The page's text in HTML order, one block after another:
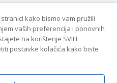
prava zadržana
kako bismo vam pružili
vaših preferencija i ponovnih
na korištenje SVIH
postavke kolačića kako biste